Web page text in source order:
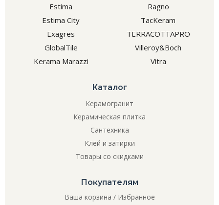
Estima
Estima City
Exagres
GlobalTile
Kerama Marazzi
Ragno
TacKeram
TERRACOTTAPRO
Villeroy&Boch
Vitra
Каталог
Керамогранит
Керамическая плитка
Сантехника
Клей и затирки
Товары со скидками
Покупателям
Ваша корзина / Избранное